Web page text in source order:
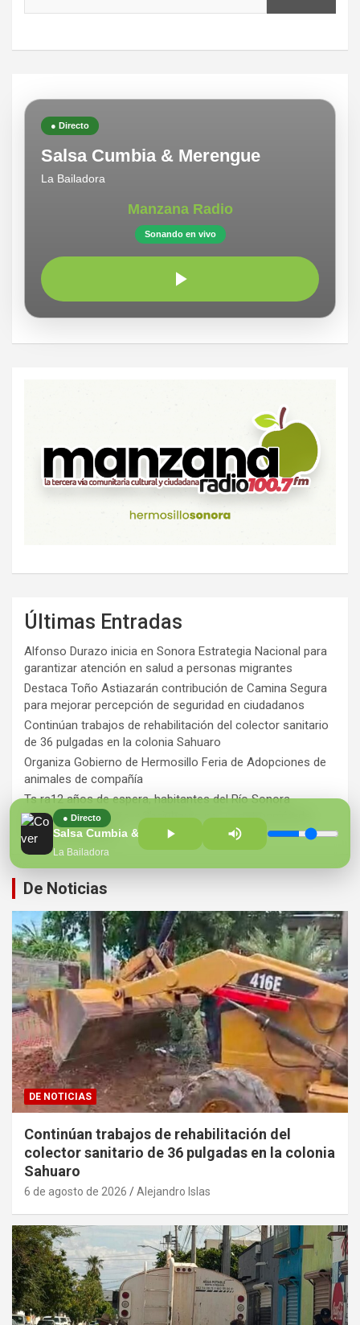
● Directo
Salsa Cumbia & Merengue
La Bailadora
Manzana Radio
Sonando en vivo
● Directo
La Bailadora
Últimas Entradas
Alfonso Durazo inicia en Sonora Estrategia Nacional para
garantizar atención en salud a personas migrantes
Destaca Toño Astiazarán contribución de Camina Segura
para mejorar percepción de seguridad en ciudadanos
Continúan trabajos de rehabilitación del colector sanitario
de 36 pulgadas en la colonia Sahuaro
Organiza Gobierno de Hermosillo Feria de Adopciones de
animales de compañía
Ts ra12 años de espera, habitantes del Río Sonora
agradecen a Durazo y Sheinbaum por construcción de
Hospital Regional
De Noticias
DE NOTICIAS
Continúan trabajos de rehabilitación del
colector sanitario de 36 pulgadas en la colonia
Sahuaro
6 de agosto de 2026 Alejandro Islas